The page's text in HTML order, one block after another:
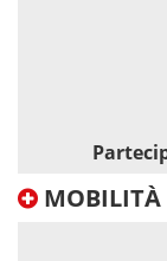
MOBILITÀ